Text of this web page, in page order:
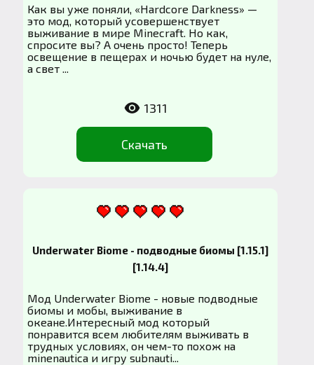
Как вы уже поняли, «Hardcore Darkness» —
это мод, который усовершенствует
выживание в мире Minecraft. Но как,
спросите вы? А очень просто! Теперь
освещение в пещерах и ночью будет на нуле,
а свет ...
Скачать
1311
Underwater Biome - подводные биомы [1.15.1]
[1.14.4]
Мод Underwater Biome - новые подводные
биомы и мобы, выживание в
океане.Интересный мод который
понравится всем любителям выживать в
трудных условиях, он чем-то похож на
minenautica и игру subnauti...